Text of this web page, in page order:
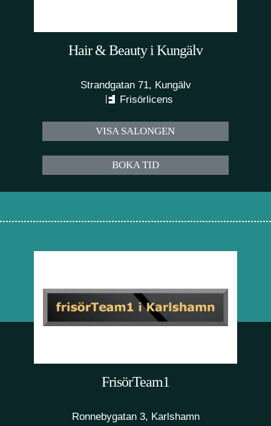
Hair & Beauty i Kungälv
Strandgatan 71, Kungälv
Frisörlicens
VISA SALONGEN
BOKA TID
FrisörTeam1
Ronnebygatan 3, Karlshamn